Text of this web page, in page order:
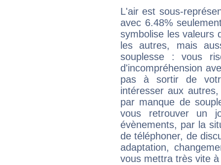
L'air est sous-
avec 6.48%
symbolise les valeurs
les autres, mais
souplesse : vous
d'incompréhension
pas à sortir de
intéresser aux
par manque de
vous retrouver un
évènements, par la
de téléphoner, de
adaptation,
vous mettra très vite